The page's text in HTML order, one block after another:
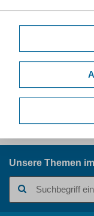
gesundheitliche
Unsere Themen